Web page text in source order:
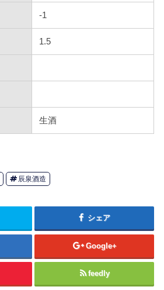
-1
1.5
生酒
辰泉酒造
シェア
Google+
feedly